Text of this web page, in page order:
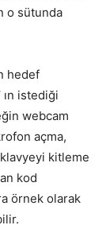
o sütunda
hedef
ın istediği
webcam
açma,
kitleme
kod
örnek olarak